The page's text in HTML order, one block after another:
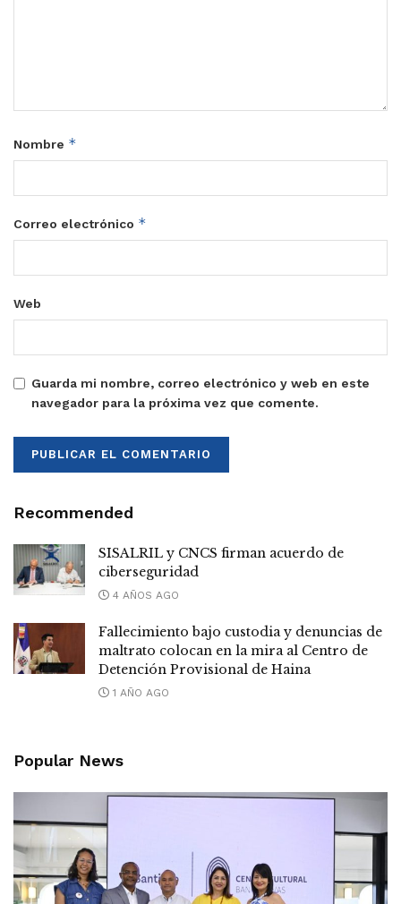
Nombre *
Correo electrónico *
Web
Guarda mi nombre, correo electrónico y web en este
navegador para la próxima vez que comente.
Recommended
SISALRIL y CNCS firman acuerdo de
ciberseguridad
4 AÑOS AGO
Fallecimiento bajo custodia y denuncias de
maltrato colocan en la mira al Centro de
Detención Provisional de Haina
1 AÑO AGO
Popular News